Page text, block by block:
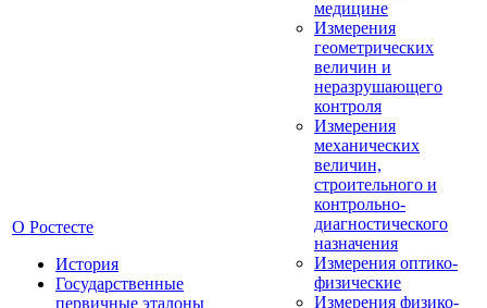
О Ростесте
История
Государственные
первичные эталоны
медицине
Измерения
геометрических
величин и
неразрушающего
контроля
Измерения
механических
величин,
строительного и
контрольно-
диагностического
назначения
Измерения оптико-
физические
Измерения физико-